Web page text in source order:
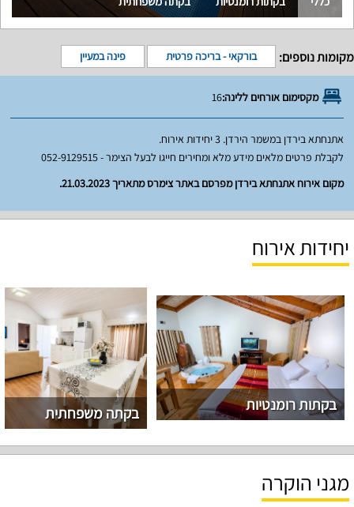
מקומות נוספים: בורקאי - בריכה פרטית פינה במעיין
מקסימום אורחים ללינה:16
אתנחתא בירדן במשמר הירדן. 3 יחידות אירוח.
לקבלת פרטים מלאים מידע מלא ומחירים חייגו לבעל הצימר - 052-9129515
מקום אירוח אתנחתא בירדן מפרסם באתר צימרס מתאריך 21.03.2023.
יחידות אירוח
בקתות רומנטיות בקתה משפחתית
מגני הוקרה